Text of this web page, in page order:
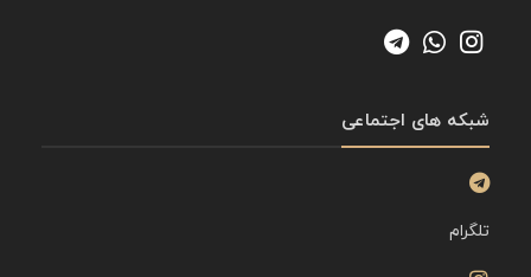
شبکه های اجتماعی
تلگرام